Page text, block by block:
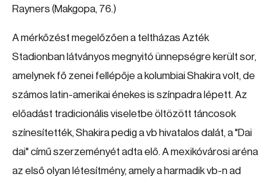
Rayners (Makgopa, 76.)
A mérkőzést megelőzően a teltházas Azték
Stadionban látványos megnyitó ünnepségre került sor,
amelynek fő zenei fellépője a kolumbiai Shakira volt, de
számos latin-amerikai énekes is színpadra lépett. Az
előadást tradicionális viseletbe öltözött táncosok
színesítették, Shakira pedig a vb hivatalos dalát, a "Dai
dai" című szerzeményét adta elő. A mexikóvárosi aréna
az első olyan létesítmény, amely a harmadik vb-n ad